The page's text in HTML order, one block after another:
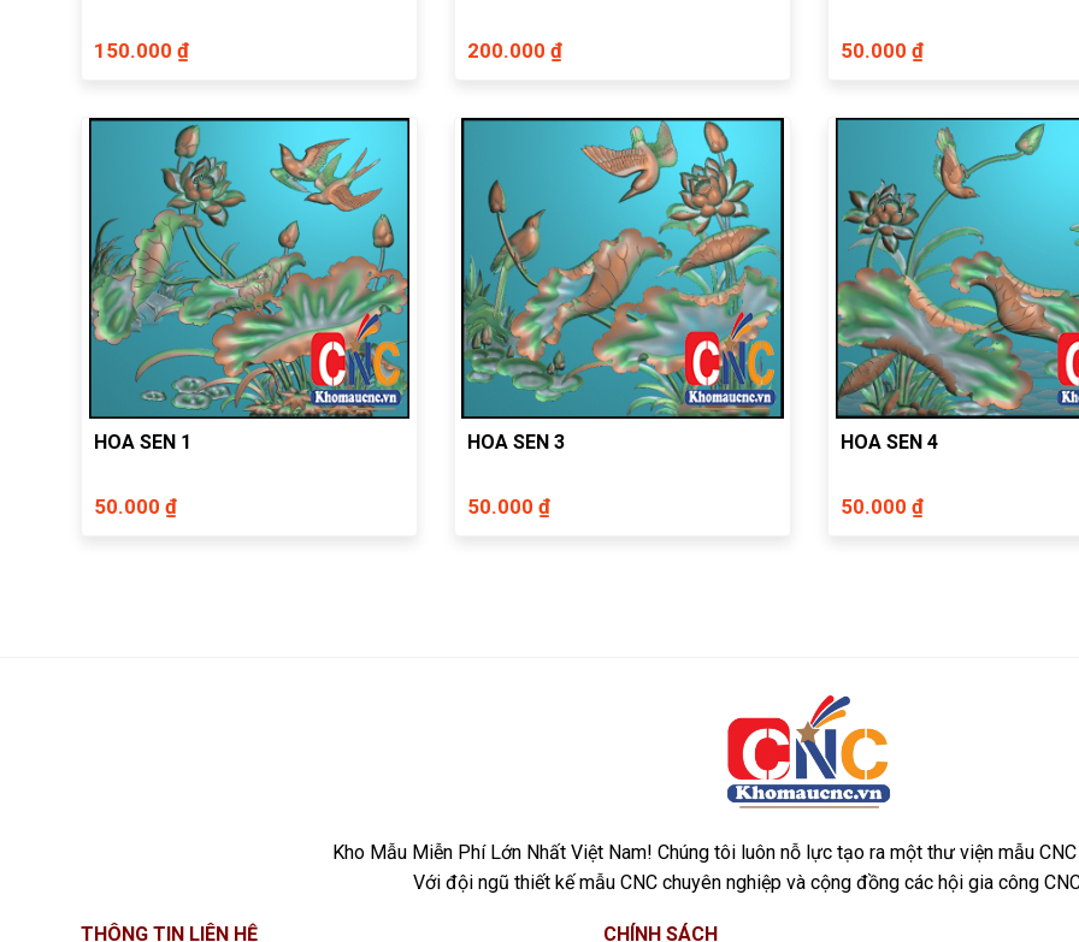
150.000 ₫ 200.000 ₫ 50.000 ₫
HOA SEN 1
50.000 ₫
HOA SEN 3
50.000 ₫
HOA SEN 4
50.000 ₫
Kho Mẫu Miễn Phí Lớn Nhất Việt Nam! Chúng tôi luôn nỗ lực tạo ra một thư viện mẫu
Với đội ngũ thiết kế mẫu CNC chuyên nghiệp và cộng đồng các hội gia công
THÔNG TIN LIÊN HỆ CHÍNH SÁCH